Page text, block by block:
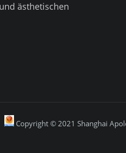
ästhetischen
Copyright © 2021 Shanghai